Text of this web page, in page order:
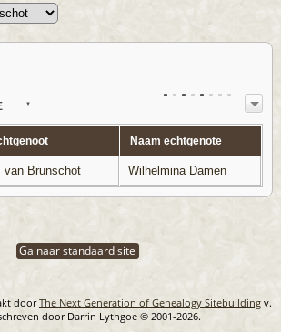
Naam echtgenote
van Brunschot Wilhelmina Damen
Ga naar standaard site
doorThe Next Generation of Genealogy Sitebuilding v.
door Darrin Lythgoe © 2001-2026.